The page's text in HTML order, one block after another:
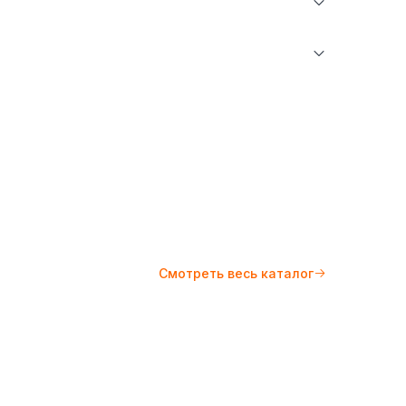
Рубашки
Смотреть весь каталог